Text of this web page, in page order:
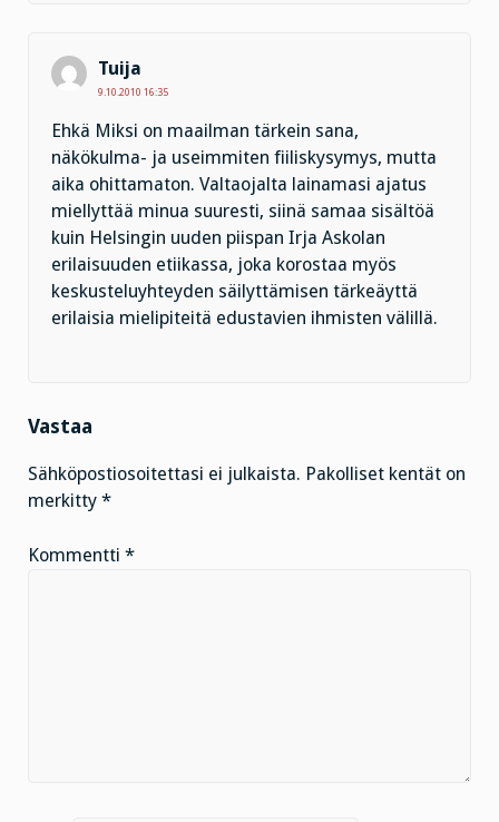
Tuija
9.10.2010 16:35
Ehkä Miksi on maailman tärkein sana,
näkökulma- ja useimmiten fiiliskysymys, mutta
aika ohittamaton. Valtaojalta lainamasi ajatus
miellyttää minua suuresti, siinä samaa sisältöä
kuin Helsingin uuden piispan Irja Askolan
erilaisuuden etiikassa, joka korostaa myös
keskusteluyhteyden säilyttämisen tärkeäyttä
erilaisia mielipiteitä edustavien ihmisten välillä.
Vastaa
Sähköpostiosoitettasi ei julkaista. Pakolliset kentät on
merkitty *
Kommentti *